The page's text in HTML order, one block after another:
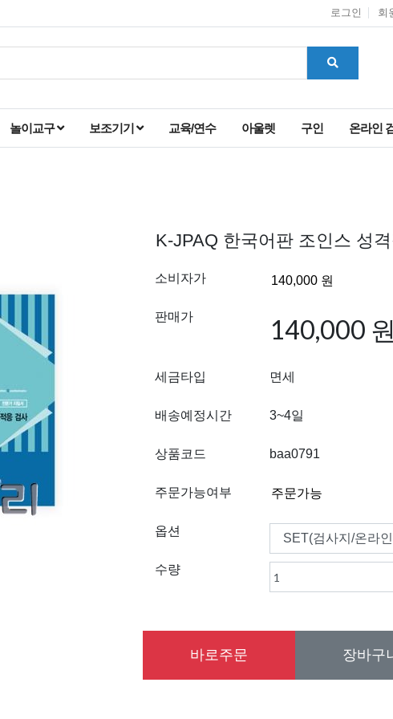
로그인 회
놀이교구 보조기기 교육/연수 아울렛 구인 온라인
K-JPAQ 한국어판 조인스 성
소비자가
판매가 140,000 원
세금타입 면세
배송예정시간 3~4일
상품코드 baa0791
주문가능여부
옵션
수량
바로주문 장바구